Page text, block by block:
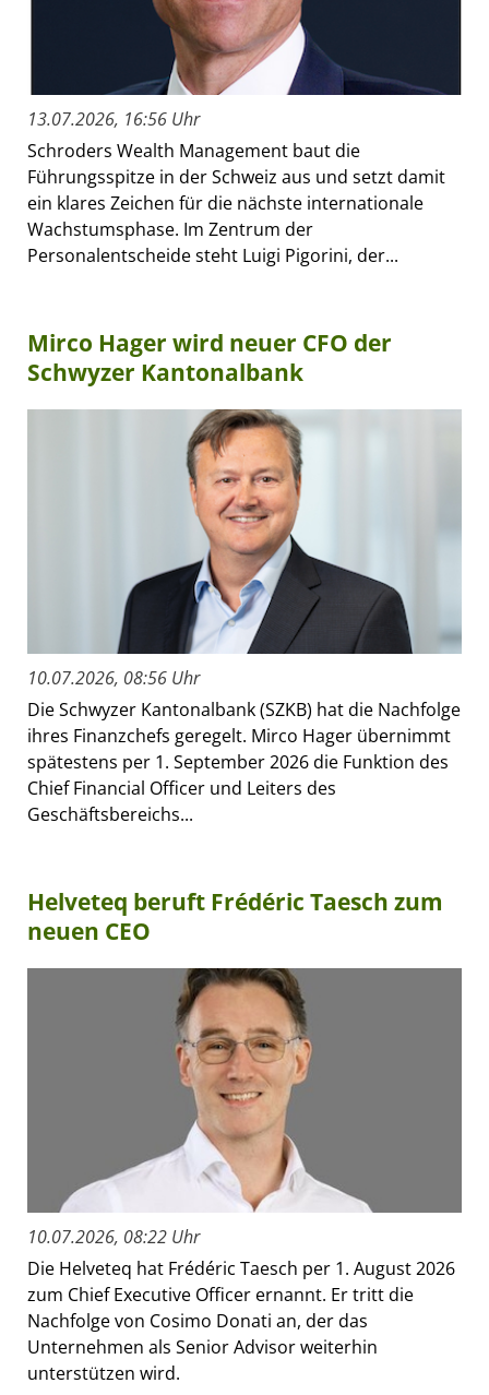
13.07.2026, 16:56 Uhr
Schroders Wealth Management baut die
Führungsspitze in der Schweiz aus und setzt damit
ein klares Zeichen für die nächste internationale
Wachstumsphase. Im Zentrum der
Personalentscheide steht Luigi Pigorini, der...
Mirco Hager wird neuer CFO der
Schwyzer Kantonalbank
10.07.2026, 08:56 Uhr
Die Schwyzer Kantonalbank (SZKB) hat die Nachfolge
ihres Finanzchefs geregelt. Mirco Hager übernimmt
spätestens per 1. September 2026 die Funktion des
Chief Financial Officer und Leiters des
Geschäftsbereichs...
Helveteq beruft Frédéric Taesch zum
neuen CEO
10.07.2026, 08:22 Uhr
Die Helveteq hat Frédéric Taesch per 1. August 2026
zum Chief Executive Officer ernannt. Er tritt die
Nachfolge von Cosimo Donati an, der das
Unternehmen als Senior Advisor weiterhin
unterstützen wird.